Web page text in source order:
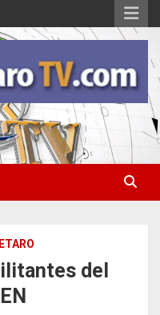
del